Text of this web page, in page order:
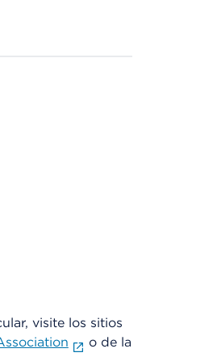
visite los sitios
o de la